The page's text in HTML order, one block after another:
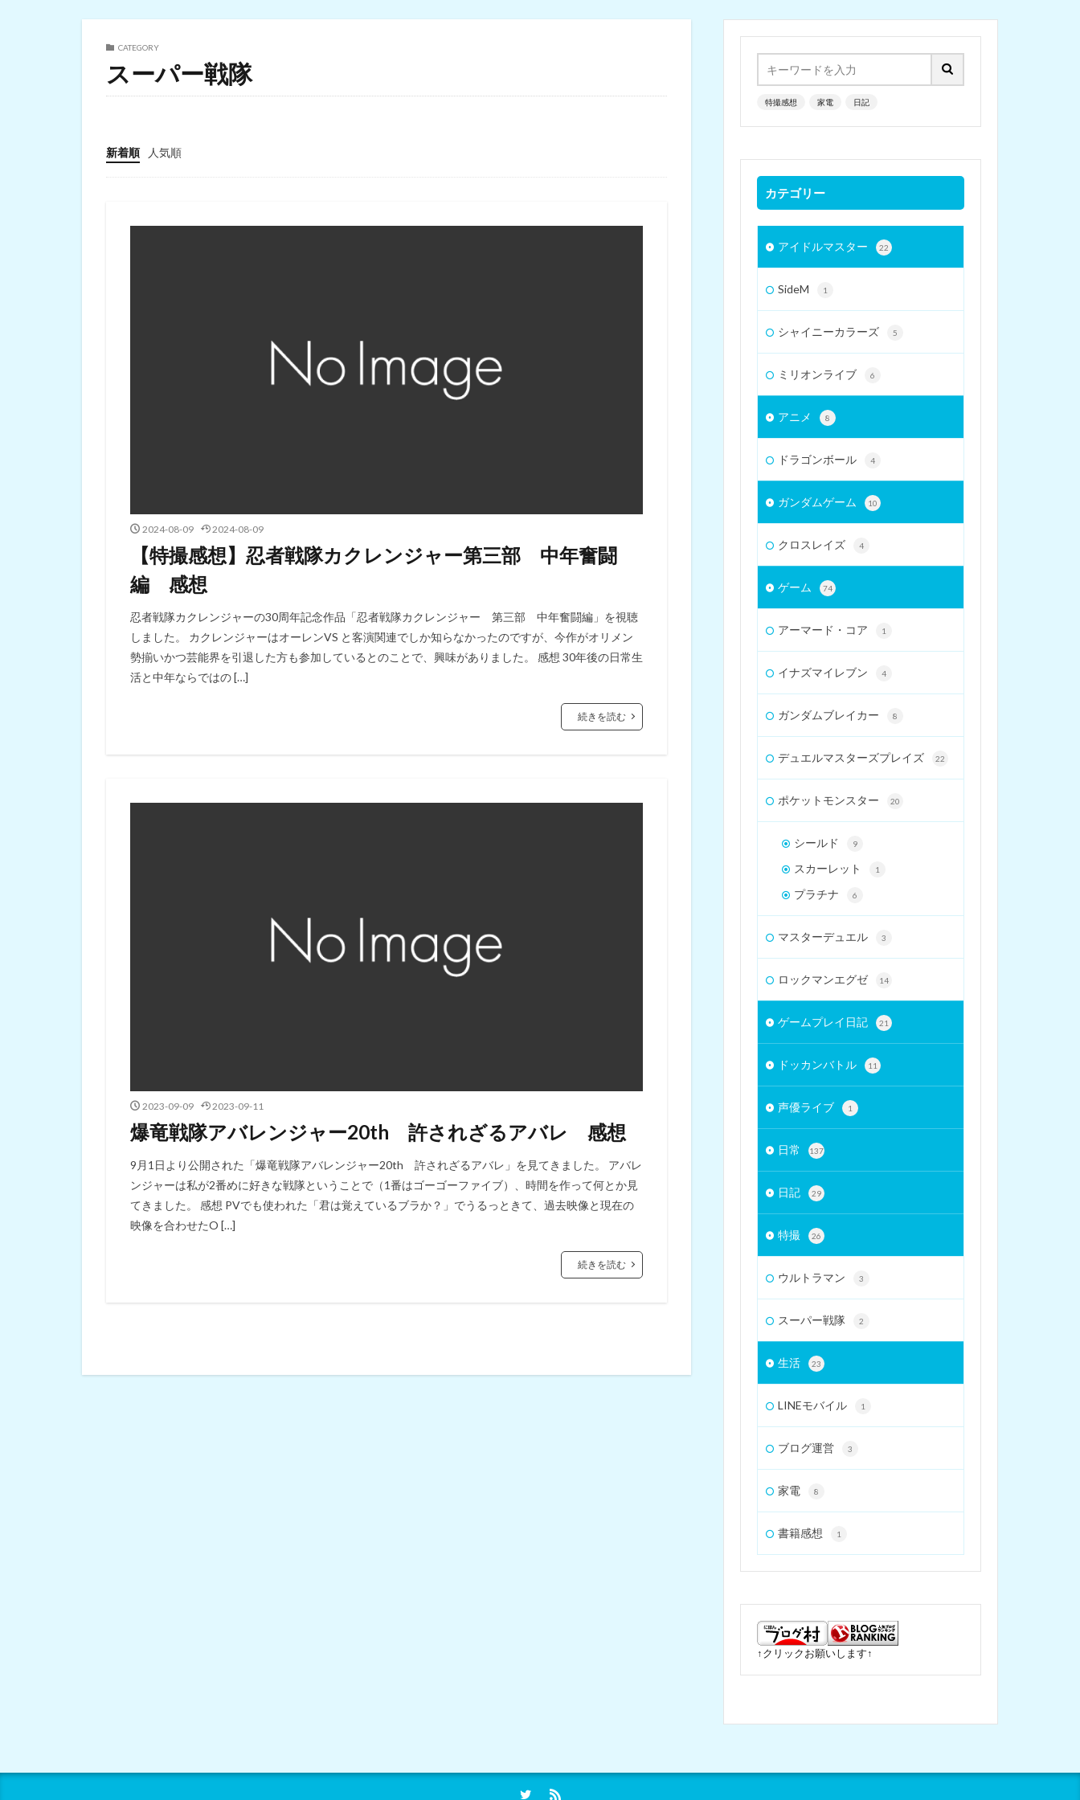
CATEGORY
スーパー戦隊
新着順 人気順
2024-08-09 2024-08-09
【特撮感想】忍者戦隊カクレンジャー第三部 中年奮闘
編 感想
忍者戦隊カクレンジャーの30周年記念作品「忍者戦隊カクレンジャー 第三部 中年奮闘編」を視聴
しました。 カクレンジャーはオーレンVS と客演関連でしか知らなかったのですが、今作がオリメン
勢揃いかつ芸能界を引退した方も参加しているとのことで、興味がありました。 感想 30年後の日常生
活と中年ならではの […]
続きを読む
2023-09-09 2023-09-11
爆竜戦隊アバレンジャー20th 許されざるアバレ 感想
9月1日より公開された「爆竜戦隊アバレンジャー20th 許されざるアバレ」を見てきました。 アバレ
ンジャーは私が2番めに好きな戦隊ということで（1番はゴーゴーファイブ）、時間を作って何とか見
てきました。 感想 PVでも使われた「君は覚えているブラか？」でうるっときて、過去映像と現在の
映像を合わせたO […]
続きを読む
特撮感想 家電 日記
カテゴリー
アイドルマスター 22
SideM 1
シャイニーカラーズ 5
ミリオンライブ 6
アニメ 8
ドラゴンボール 4
ガンダムゲーム 10
クロスレイズ 4
ゲーム 74
アーマード・コア 1
イナズマイレブン 4
ガンダムブレイカー 8
デュエルマスターズプレイズ 22
ポケットモンスター 20
シールド 9
スカーレット 1
プラチナ 6
マスターデュエル 3
ロックマンエグゼ 14
ゲームプレイ日記 21
ドッカンバトル 11
声優ライブ 1
日常 137
日記 29
特撮 26
ウルトラマン 3
スーパー戦隊 2
生活 23
LINEモバイル 1
ブログ運営 3
家電 8
書籍感想 1
↑クリックお願いします↑